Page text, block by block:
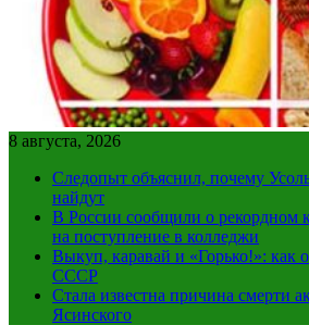
8 августа, 2026
Следопыт объяснил, почему
найдут
В России сообщили о рекордном
на поступление в колледжи
Выкуп, каравай и «Горько!»: как
СССР
Стала известна причина смерти
Ясинского